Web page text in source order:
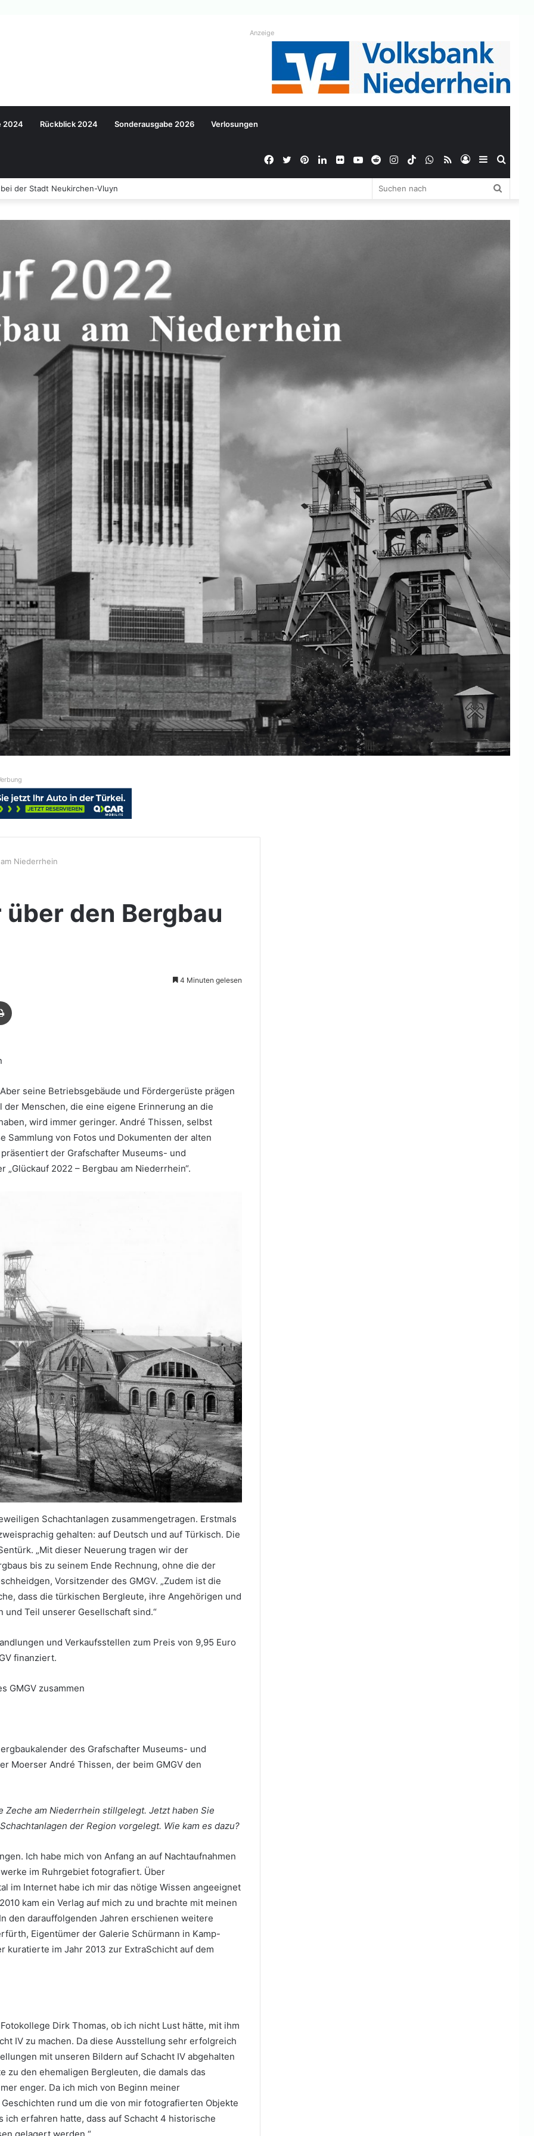
Anzeige
2024 Rückblick 2024 Sonderausgabe 2026 Verlosungen
Sidebar
Anmelden
RSS
WhatsApp
TikTok
Instagram
Reddit
YouTube
Flickr
LinkedIn
Pinterest
Twitter
Facebook
begrüßt neue Auszubildende
Niederrhein
den Bergbau
4 Minuten gelesen
seine Betriebsgebäude und Fördergerüste prägen
Menschen, die eine eigene Erinnerung an die
wird immer geringer. André Thissen, selbst
Sammlung von Fotos und Dokumenten der alten
der Grafschafter Museums- und
2022 – Bergbau am Niederrhein“.
Schachtanlagen zusammengetragen. Erstmals
gehalten: auf Deutsch und auf Türkisch. Die
„Mit dieser Neuerung tragen wir der
bis zu seinem Ende Rechnung, ohne die der
Vorsitzender des GMGV. „Zudem ist die
dass die türkischen Bergleute, ihre Angehörigen und
Teil unserer Gesellschaft sind.“
und Verkaufsstellen zum Preis von 9,95 Euro
finanziert.
GMGV zusammen
des Grafschafter Museums- und
Moerser André Thissen, der beim GMGV den
am Niederrhein stillgelegt. Jetzt haben Sie
der Region vorgelegt. Wie kam es dazu?
Ich habe mich von Anfang an auf Nachtaufnahmen
im Ruhrgebiet fotografiert. Über
im Internet habe ich mir das nötige Wissen angeeignet
kam ein Verlag auf mich zu und brachte mit meinen
den darauffolgenden Jahren erschienen weitere
Eigentümer der Galerie Schürmann in Kamp-
im Jahr 2013 zur ExtraSchicht auf dem
Dirk Thomas, ob ich nicht Lust hätte, mit ihm
IV zu machen. Da diese Ausstellung sehr erfolgreich
mit unseren Bildern auf Schacht IV abgehalten
zu den ehemaligen Bergleuten, die damals das
enger. Da ich mich von Beginn meiner
rund um die von mir fotografierten Objekte
erfahren hatte, dass auf Schacht 4 historische